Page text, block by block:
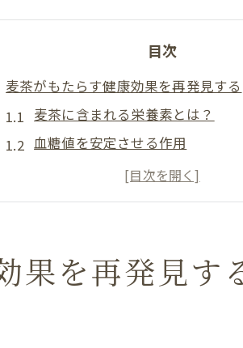
目次
麦茶がもたらす健康効果を再発見する
麦茶に含まれる栄養素とは？
血糖値を安定させる作用
消化促進に役立つ理由
麦茶がもたらす心臓の健康効果
抗酸化作用で体を守る
ノンカフェインの麦茶でリラックスタ
果を再発見す